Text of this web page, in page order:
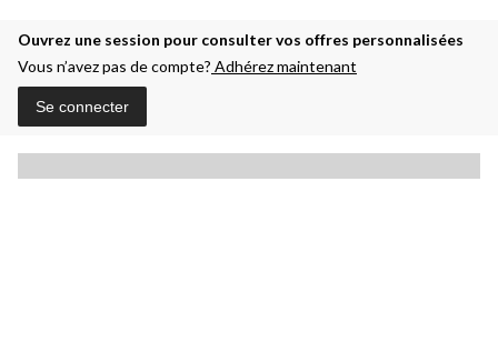
Ouvrez une session pour consulter vos offres personnalisées
Vous n’avez pas de compte? Adhérez maintenant
Se connecter